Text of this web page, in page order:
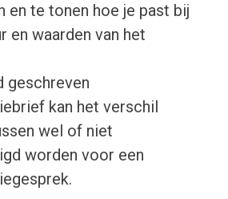
en te tonen hoe je past bij
en waarden van het
geschreven
kan het verschil
wel of niet
worden voor een